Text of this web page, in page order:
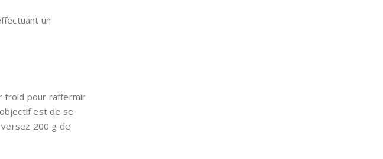
un
froid pour raffermir
est de se
200 g de